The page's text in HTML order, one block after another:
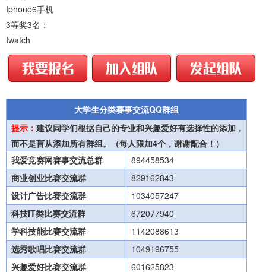
Iphone6手机
3等奖3名：
Iwatch
大学生分类赛事交流QQ群组
提示： 建议同学们根据自己的专业和兴趣爱好有选择性的添加，
而不是盲从添加所有群组。（每人限加4个，谢谢配合！）
我爱竞赛网赛事交流总群
894458534
商业创业比赛交流群
829162843
设计广告比赛交流群
1034057247
科技IT类比赛交流群
672077940
学科技能比赛交流群
1142088613
选秀歌唱比赛交流群
1049196755
兴趣爱好比赛交流群
601625823